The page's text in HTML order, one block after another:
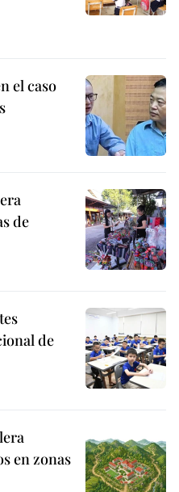
el caso
de
de
en zonas